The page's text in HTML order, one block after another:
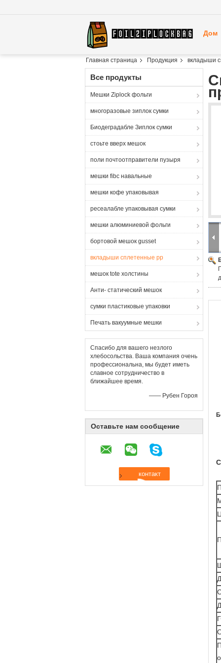
Дом
Главная страница Продукция вкладыши
Все продукты
Мешки Ziplock фольги
многоразовые зиплок сумки
Биодеградабле Зиплок сумки
стоьте вверх мешок
поли почтоотправители пузыря
мешки fibc навальные
мешки кофе упаковывая
ресеалабле упаковывая сумки
мешки алюминиевой фольги
бортовой мешок gusset
вкладыши сплетенные pp
мешок tote холстины
Анти- статический мешок
сумки пластиковые упаковки
Печать вакуумные мешки
Спасибо для вашего незлого
хлебосольства. Ваша компания очень
профессиональна, мы будет иметь
славное сотрудничество в
ближайшее время.
—— Рубен Гороя
Оставьте нам сообщение